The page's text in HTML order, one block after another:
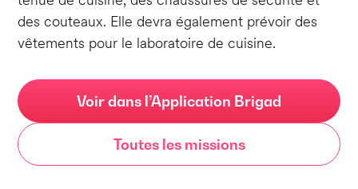
des couteaux. Elle devra également prévoir des
vêtements pour le laboratoire de cuisine.
Voir dans l’Application Brigad
Toutes les missions